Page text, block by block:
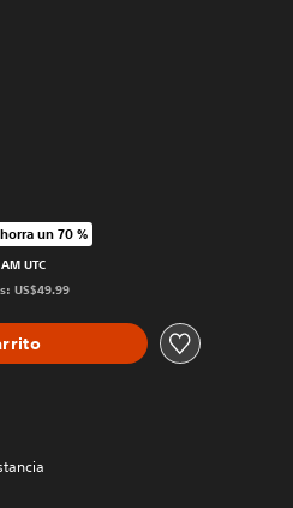
original de US$49.99
un 70 %
UTC
US$49.99